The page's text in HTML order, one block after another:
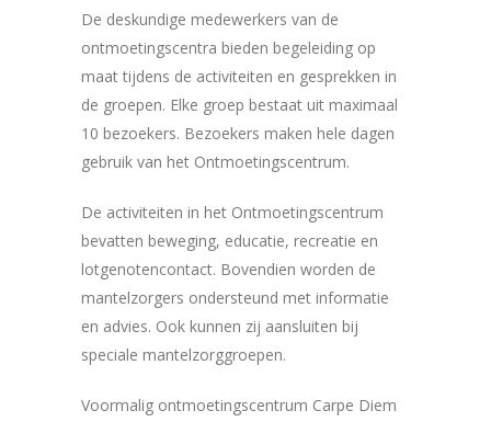
De deskundige medewerkers van de
ontmoetingscentra bieden begeleiding op
maat tijdens de activiteiten en gesprekken in
de groepen. Elke groep bestaat uit maximaal
10 bezoekers. Bezoekers maken hele dagen
gebruik van het Ontmoetingscentrum.
De activiteiten in het Ontmoetingscentrum
bevatten beweging, educatie, recreatie en
lotgenotencontact. Bovendien worden de
mantelzorgers ondersteund met informatie
en advies. Ook kunnen zij aansluiten bij
speciale mantelzorggroepen.
Voormalig ontmoetingscentrum Carpe Diem